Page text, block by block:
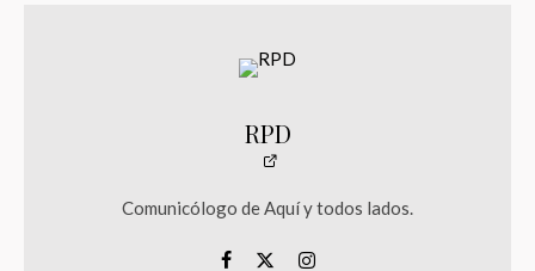
RPD
Comunicólogo de Aquí y todos lados.